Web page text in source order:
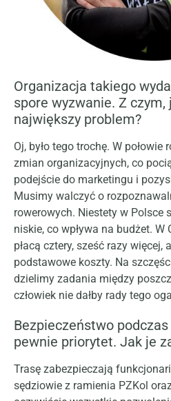
Organizacja takiego
spore wyzwanie. Z
największy problem?
Oj, było tego trochę. W połowie
zmian organizacyjnych, co
podejście do marketingu i
Musimy walczyć o
rowerowych. Niestety w Polsce
niskie, co wpływa na budżet.
płacą cztery, sześć razy
podstawowe koszty. Na
dzielimy zadania między
człowiek nie dałby rady tego
Bezpieczeństwo
pewnie priorytet. Jak je
Trasę zabezpieczają
sędziowie z ramienia PZKol